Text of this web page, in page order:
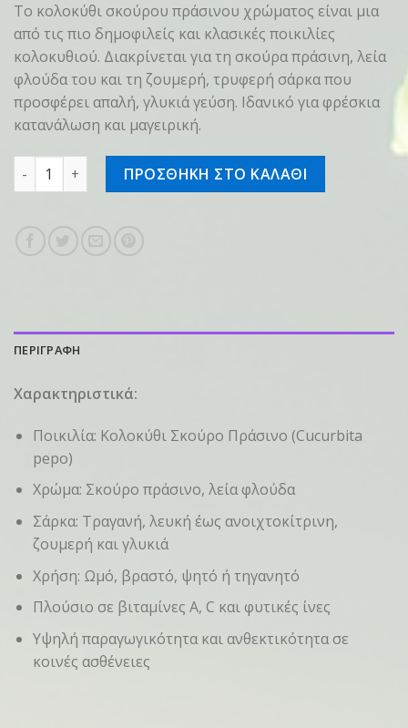
Το κολοκύθι σκούρου πράσινου χρώματος είναι μια
από τις πιο δημοφιλείς και κλασικές ποικιλίες
κολοκυθιού. Διακρίνεται για τη σκούρα πράσινη, λεία
φλούδα του και τη ζουμερή, τρυφερή σάρκα που
προσφέρει απαλή, γλυκιά γεύση. Ιδανικό για φρέσκια
κατανάλωση και μαγειρική.
Σπόρος Κολοκυθάκι Σκούρο Πράσινο ποσότητα
ΠΡΟΣΘΗΚΗ ΣΤΟ ΚΑΛΑΘΙ
ΠΕΡΙΓΡΑΦΗ
Χαρακτηριστικά:
Ποικιλία: Κολοκύθι Σκούρο Πράσινο (Cucurbita
pepo)
Χρώμα: Σκούρο πράσινο, λεία φλούδα
Σάρκα: Τραγανή, λευκή έως ανοιχτοκίτρινη,
ζουμερή και γλυκιά
Χρήση: Ωμό, βραστό, ψητό ή τηγανητό
Πλούσιο σε βιταμίνες Α, C και φυτικές ίνες
Υψηλή παραγωγικότητα και ανθεκτικότητα σε
κοινές ασθένειες